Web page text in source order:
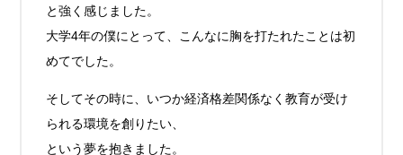
と強く感じました。
大学4年の僕にとって、こんなに胸を打たれたことは初
めてでした。
そしてその時に、いつか経済格差関係なく教育が受け
られる環境を創りたい、
という夢を抱きました。